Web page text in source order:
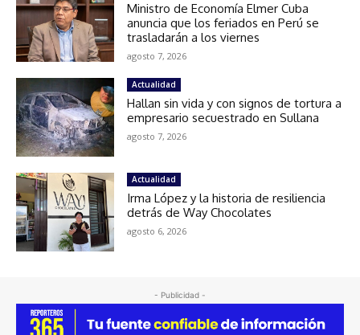
Ministro de Economía Elmer Cuba
anuncia que los feriados en Perú se
trasladarán a los viernes
agosto 7, 2026
Actualidad
Hallan sin vida y con signos de tortura a
empresario secuestrado en Sullana
agosto 7, 2026
Actualidad
Irma López y la historia de resiliencia
detrás de Way Chocolates
agosto 6, 2026
- Publicidad -